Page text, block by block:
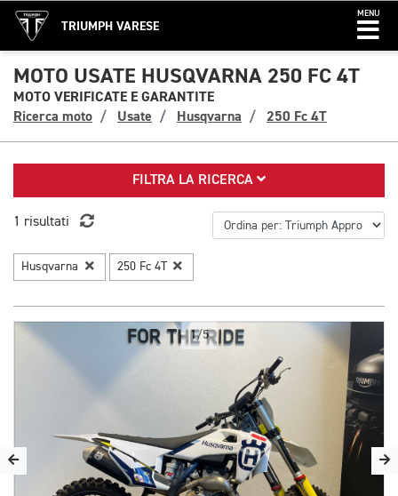
TRIUMPH VARESE
MENU
MOTO USATE HUSQVARNA 250 FC 4T
MOTO VERIFICATE E GARANTITE
Ricerca moto
Usate Husqvarna 250 Fc 4T
FILTRA LA RICERCA
1 risultati
Husqvarna 250 Fc 4T
1/5